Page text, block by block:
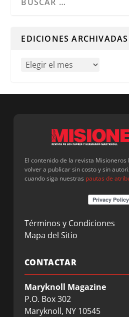
EDICIONES ARCHIVADAS
El contenido de la revista Misioneros
volver a publicar sin costo y sin
cuando siga nuestras pautas de
Términos y Condiciones
Mapa del Sitio
CONTACTAR
Maryknoll Magazine
P.O. Box 302
Maryknoll, NY 10545